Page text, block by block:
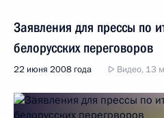
Заявления для прессы по
белорусских переговоров
22 июня 2008 года Видео, 13